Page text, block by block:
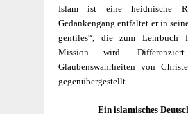
Islam ist eine heidnische
Gedankengang entfaltet er in
gentiles“, die zum Lehrbuch
Mission wird.
Glaubenswahrheiten von
gegenübergestellt.
Ein islamisches